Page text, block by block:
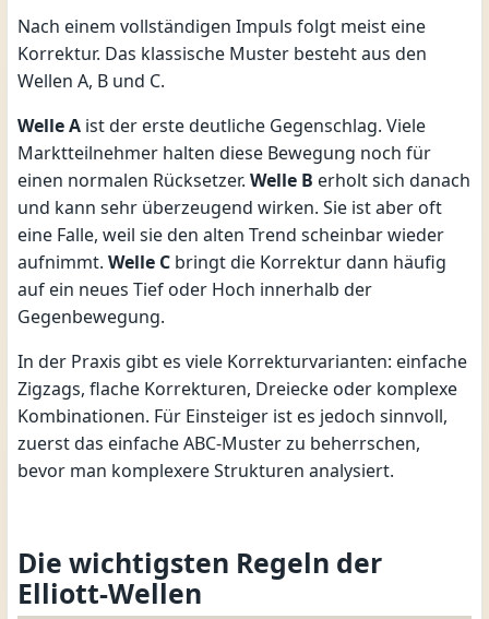
Nach einem vollständigen Impuls folgt meist eine
Korrektur. Das klassische Muster besteht aus den
Wellen A, B und C.
Welle Aist der erste deutliche Gegenschlag. Viele
Marktteilnehmer halten diese Bewegung noch für
einen normalen Rücksetzer. Welle B erholt sich danach
und kann sehr überzeugend wirken. Sie ist aber oft
eine Falle, weil sie den alten Trend scheinbar wieder
aufnimmt. Welle Cbringt die Korrektur dann häufig
auf ein neues Tief oder Hoch innerhalb der
Gegenbewegung.
In der Praxis gibt es viele Korrekturvarianten: einfache
Zigzags, flache Korrekturen, Dreiecke oder komplexe
Kombinationen. Für Einsteiger ist es jedoch sinnvoll,
zuerst das einfache ABC-Muster zu beherrschen,
bevor man komplexere Strukturen analysiert.
Die wichtigsten Regeln der
Elliott-Wellen